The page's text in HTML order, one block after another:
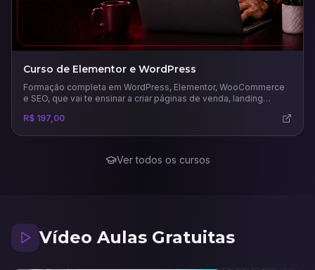
Curso de Elementor e WordPress
Formação completa em WordPress, Elementor, WooCommerce
e SEO, que vai te ensinar a criar páginas de venda, landing
R$ 197,00
Ver todos os cursos
Vídeo Aulas Gratuitas